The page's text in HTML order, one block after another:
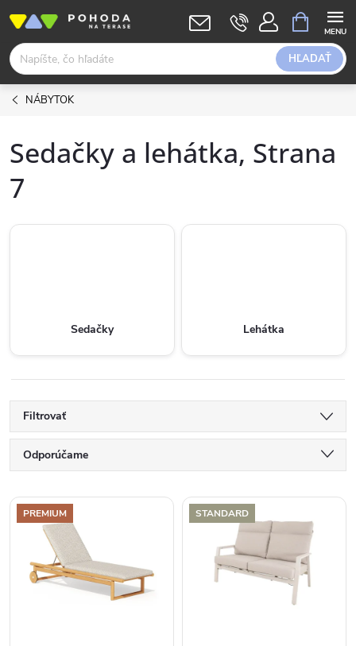
obsah
HĽADAŤ
KOŠÍK
NÁBYTOK
Sedačky a lehátka, Strana
7
Sedačky Lehátka
Filtrovať
R
a
d
Odporúčame
Najdrahšie
Abecedne
VPREMIUM STANDARD